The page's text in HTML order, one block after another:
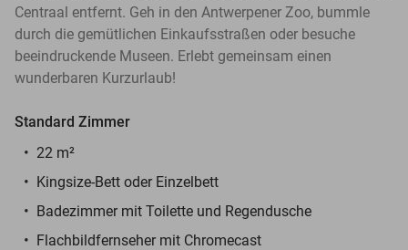
Centraal entfernt. Geh in den Antwerpener Zoo, bummle
durch die gemütlichen Einkaufsstraßen oder besuche
beeindruckende Museen. Erlebt gemeinsam einen
wunderbaren Kurzurlaub!
Standard Zimmer
22 m²
Kingsize-Bett oder Einzelbett
Badezimmer mit Toilette und Regendusche
Flachbildfernseher mit Chromecast